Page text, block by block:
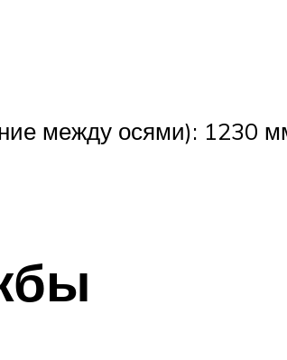
между осями): 1230